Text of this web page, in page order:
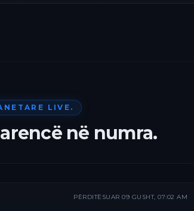
LIVE.
në numra.
PËRDITËSUAR 09 GUSHT, 07:02 AM